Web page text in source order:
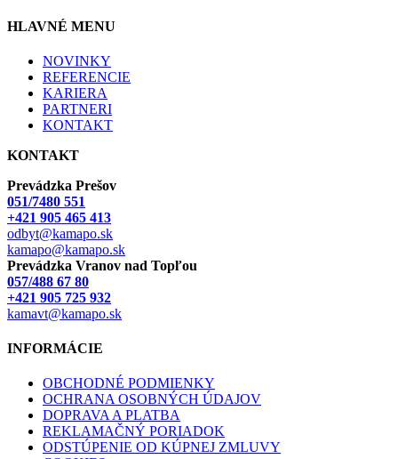
HLAVNÉ MENU
NOVINKY
REFERENCIE
KARIERA
PARTNERI
KONTAKT
KONTAKT
Prevádzka Prešov
051/7480 551
+421 905 465 413
odbyt@kamapo.sk
kamapo@kamapo.sk
Prevádzka Vranov nad Topľou
057/488 67 80
+421 905 725 932
kamavt@kamapo.sk
INFORMÁCIE
OBCHODNÉ PODMIENKY
OCHRANA OSOBNÝCH ÚDAJOV
DOPRAVA A PLATBA
REKLAMAČNÝ PORIADOK
ODSTÚPENIE OD KÚPNEJ ZMLUVY